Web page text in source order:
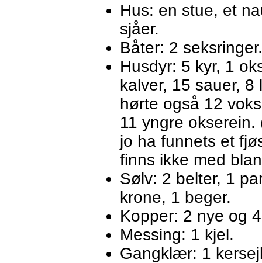
Hus: en stue, et
sjåer.
Båter: 2 seksringer.
Husdyr: 5 kyr, 1
kalver, 15 sauer,
hørte også 12
11 yngre
jo ha funnets et
finns ikke med
Sølv: 2 belter, 1
krone, 1 beger.
Kopper: 2 nye og
Messing: 1 kjel.
Gangklær: 1